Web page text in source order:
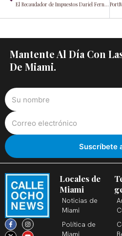
El Recaudador de Impuestos Dariel Fernandez inaugura la sucursal modernizada de Midway Crossings
Mantente Al Día Con
De Miami.
F
a
c
I
n
s
X
-
t
Y
o
u
T
i
k
L
i
n
Locales de
Miami
Noticias de
Miami
Política de
Miami